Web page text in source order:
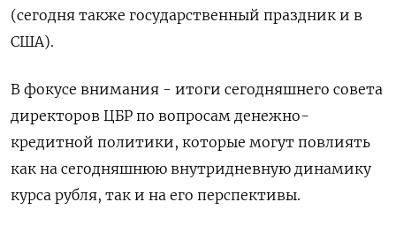
(сегодня также государственный праздник и в
США).
В фокусе внимания - итоги сегодняшнего совета
директоров ЦБР по вопросам денежно-
кредитной политики, которые ‌могут повлиять
как на сегодняшнюю внутридневную динамику
курса рубля, так и на его перспективы.